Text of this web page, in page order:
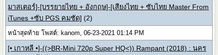
มาสเตอร์]-[บรรยายไทย + อังกฤษ]-[เสียงไทย + ซับไทย Master From
iTunes +ซับ PGS คมชัด] (2)
หน้าสุดท้าย โพสต์: kanom, 06-23-2021 01:14 PM
[• เกาหลี •]-((>BR-Mini 720p Super HQ<)) Rampant (2018) : นคร